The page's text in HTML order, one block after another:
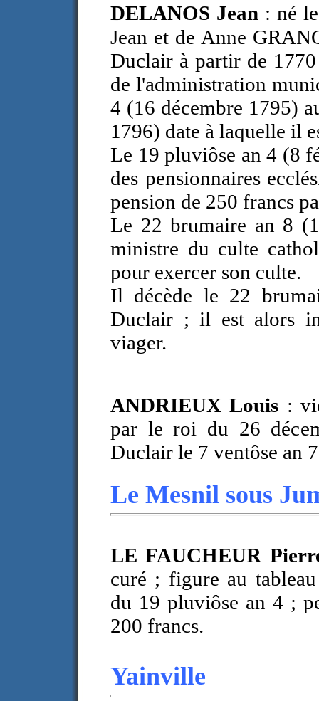
DELANOS Jean : né
Jean et de Anne
Duclair à partir de
de l'administration
4 (16 décembre 1795)
1796) date à laquelle il
Le 19 pluviôse an 4 (8
des pensionnaires
pension de 250 francs
Le 22 brumaire an 8
ministre du culte
pour exercer son culte.
Il décède le 22
Duclair ; il est alors
viager.
ANDRIEUX Louis :
par le roi du 26
Duclair le 7 ventôse an 7
Le Mesnil sous
LE FAUCHEUR
curé ; figure au tableau
du 19 pluviôse an 4 ;
200 francs.
Yainville